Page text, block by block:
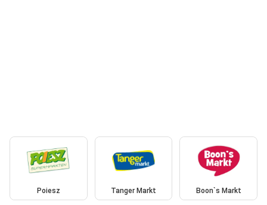
Poiesz Tanger Markt Boon`s Markt